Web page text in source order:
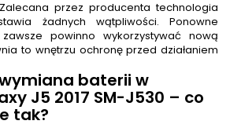
przez producenta technologia
żadnych wątpliwości. Ponowne
powinno wykorzystywać nową
to wnętrzu ochronę przed działaniem
baterii w
J5 2017 SM-J530 – co
tak?